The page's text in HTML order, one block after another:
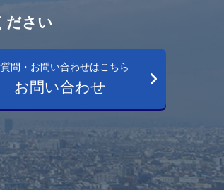
ださい
質問・お問い合わせはこちら
お問い合わせ